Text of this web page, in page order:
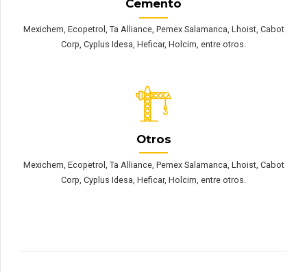
Cemento
Mexichem, Ecopetrol, Ta Alliance, Pemex Salamanca, Lhoist, Cabot
Corp, Cyplus Idesa, Heficar, Holcim, entre otros.
Otros
Mexichem, Ecopetrol, Ta Alliance, Pemex Salamanca, Lhoist, Cabot
Corp, Cyplus Idesa, Heficar, Holcim, entre otros.